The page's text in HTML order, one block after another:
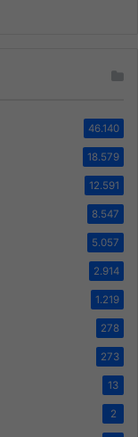
46.140
18.579
12.591
8.547
5.057
2.914
1.219
278
273
13
2